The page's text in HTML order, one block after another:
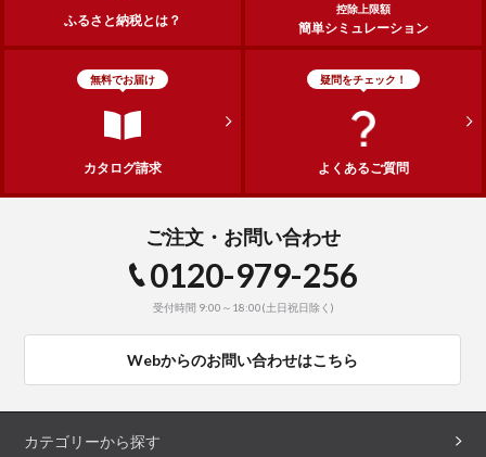
ふるさと納税とは？
控除上限額
簡単シミュレーション
無料でお届け
カタログ請求
疑問をチェック！
よくあるご質問
ご注文・お問い合わせ
0120-979-256
受付時間 9:00～18:00(土日祝日除く)
Webからのお問い合わせはこちら
カテゴリーから探す